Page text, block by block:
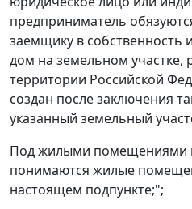
предприниматель
заемщику в собственность
дом на земельном участке,
территории Российской
создан после заключения
указанный земельный
Под жилыми помещениями
понимаются жилые
настоящем подпункте;";